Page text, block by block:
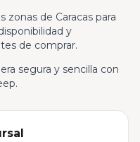
de Caracas para
y
de comprar.
segura y sencilla con